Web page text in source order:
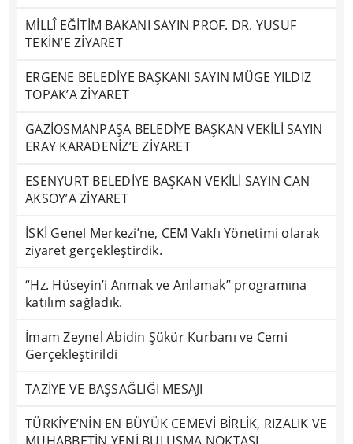
MİLLÎ EĞİTİM BAKANI SAYIN PROF. DR. YUSUF
TEKİN’E ZİYARET
ERGENE BELEDİYE BAŞKANI SAYIN MÜGE YILDIZ
TOPAK’A ZİYARET
GAZİOSMANPAŞA BELEDİYE BAŞKAN VEKİLİ SAYIN
ERAY KARADENİZ’E ZİYARET
ESENYURT BELEDİYE BAŞKAN VEKİLİ SAYIN CAN
AKSOY’A ZİYARET
İSKİ Genel Merkezi’ne, CEM Vakfı Yönetimi olarak
ziyaret gerçekleştirdik.
“Hz. Hüseyin’i Anmak ve Anlamak” programına
katılım sağladık.
İmam Zeynel Abidin Şükür Kurbanı ve Cemi
Gerçekleştirildi
TAZİYE VE BAŞSAĞLIĞI MESAJI
TÜRKİYE’NİN EN BÜYÜK CEMEVİ BİRLİK, RIZALIK VE